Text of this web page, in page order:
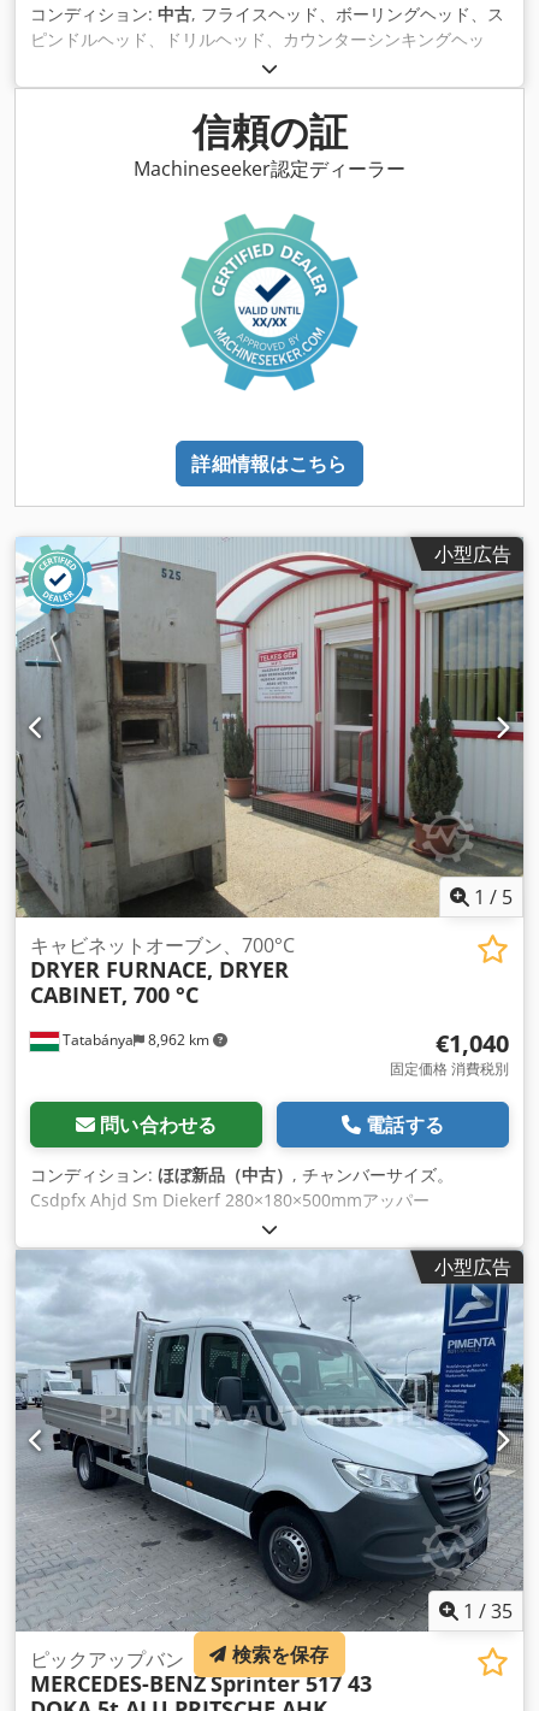
コンディション: 中古, フライスヘッド、ボーリングヘッド、ス
ピンドルヘッド、ドリルヘッド、カウンターシンキングヘッ
ド、溝加工ヘッド、スピンドルボーリング ヘッド、ボーリング
ヘッド、ユニバーサルボーリングヘッド、ボーリング工具、フ
ェーシングヘッド、フェーシング＆ボーリングヘッド -メーカ
ー：ER MEX C-H、フェーシング＆ボーリングヘッド MK4 -タ
イプ: D-210 -寸法: Ø 96 x 385 mm Credpfx Ahsu S Tc Eekof -
信頼の証
Machineseeker認定ディーラー
詳細情報はこちら
小型広告
1 / 5
Tatabánya 8,962 km
キャビネットオーブン、700°C
DRYER FURNACE, DRYER
CABINET, 700 °C
€1,040
固定価格 消費税別
問い合わせる 電話する
コンディション: ほぼ新品（中古） , チャンバーサイズ。
Csdpfx Ahjd Sm Diekerf 280×180×500mmアッパー
280x130x450mm下 最高温度: 700 の C の °
小型広告
1 /35
ピックアップバン
MERCEDES-BENZSprinter 517 43
検索を保存